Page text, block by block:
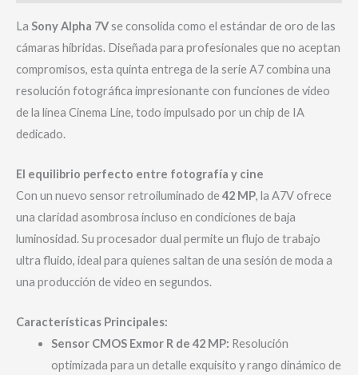
La Sony Alpha 7V se consolida como el estándar de oro de las
cámaras híbridas. Diseñada para profesionales que no aceptan
compromisos, esta quinta entrega de la serie A7 combina una
resolución fotográfica impresionante con funciones de video
de la línea Cinema Line, todo impulsado por un chip de IA
dedicado.
El equilibrio perfecto entre fotografía y cine
Con un nuevo sensor retroiluminado de 42 MP, la A7V ofrece
una claridad asombrosa incluso en condiciones de baja
luminosidad. Su procesador dual permite un flujo de trabajo
ultra fluido, ideal para quienes saltan de una sesión de moda a
una producción de video en segundos.
Características Principales:
Sensor CMOS Exmor R de 42 MP: Resolución
optimizada para un detalle exquisito y rango dinámico de